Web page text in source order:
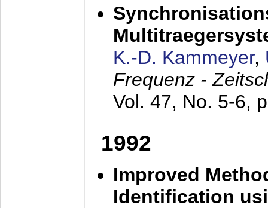
K.-D. Kammeyer,
Frequenz -
Vol. 47, No. 5-6,
1992
Improved
Identification